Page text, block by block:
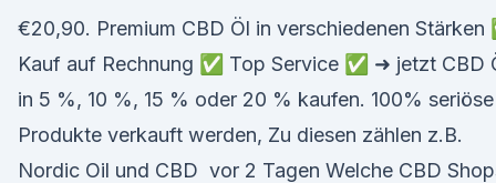
€20,90. Premium CBD Öl in verschiedenen Stärken
Kauf auf Rechnung ✅ Top Service ✅ ➜ jetzt CBD
in 5 %, 10 %, 15 % oder 20 % kaufen. 100% seriöse
Produkte verkauft werden, Zu diesen zählen z.B.
Nordic Oil und CBD vor 2 Tagen Welche CBD